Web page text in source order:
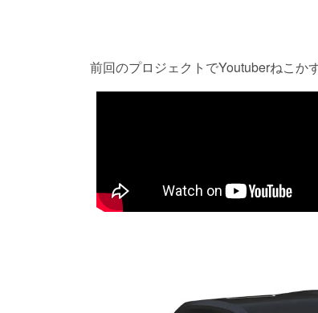
前回のプロジェクトでYoutuberねこか